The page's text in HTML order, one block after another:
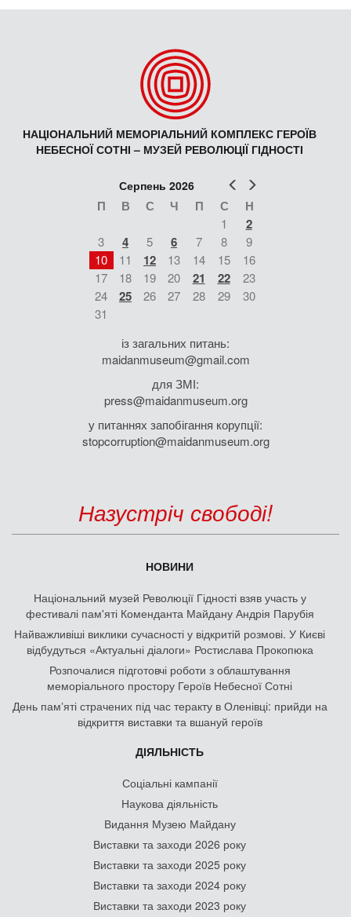
НАЦІОНАЛЬНИЙ МЕМОРІАЛЬНИЙ КОМПЛЕКС ГЕРОЇВ
НЕБЕСНОЇ СОТНІ – МУЗЕЙ РЕВОЛЮЦІЇ ГІДНОСТІ
Попер
Серпень 2026
П В С Ч П С Н
1 2
3 4 5 6 7 8
9
10
11 12 13 14 15
16
17
18 19 20 21 22
23
24
25 26 27 28 29
30
31
із загальних питань:
maidanmuseum@gmail.com
для ЗМІ:
press@maidanmuseum.org
у питаннях запобігання корупції:
stopcorruption@maidanmuseum.org
Назустріч свободі!
НОВИНИ
Національний музей Революції Гідності взяв участь у
фестивалі пам'яті Коменданта Майдану Андрія Парубія
Найважливіші виклики сучасності у відкритій розмові. У Києві
відбудуться «Актуальні діалоги» Ростислава Прокопюка
Розпочалися підготовчі роботи з облаштування
меморіального простору Героїв Небесної Сотні
День памʼяті страчених під час теракту в Оленівці: прийди на
відкриття виставки та вшануй героїв
ДІЯЛЬНІСТЬ
Соціальні кампанії
Наукова діяльність
Видання Музею Майдану
Виставки та заходи 2026 року
Виставки та заходи 2025 року
Виставки та заходи 2024 року
Виставки та заходи 2023 року